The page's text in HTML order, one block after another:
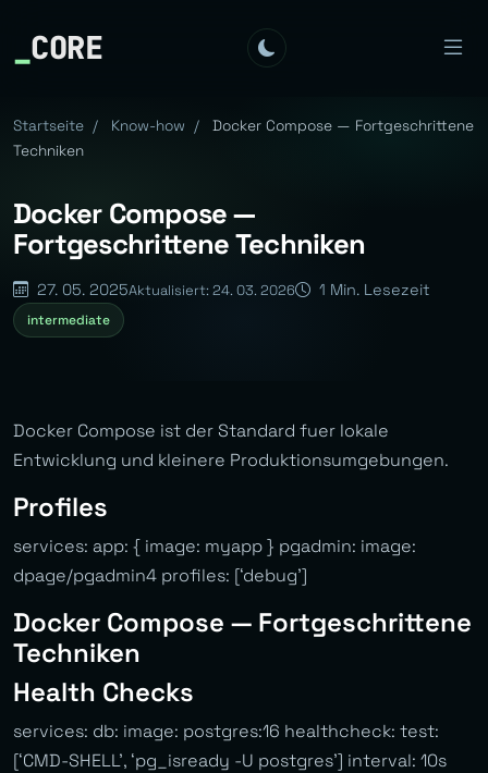
_CORE
Startseite / Know-how /
Docker Compose — Fortgeschrittene
Techniken
Docker Compose —
Fortgeschrittene Techniken
27. 05. 2025Aktualisiert: 24. 03. 2026 1 Min. Lesezeit
intermediate
Docker Compose ist der Standard fuer lokale
Entwicklung und kleinere Produktionsumgebungen.
Profiles
services: app: { image: myapp } pgadmin: image:
dpage/pgadmin4 profiles: [‘debug’]
Docker Compose — Fortgeschrittene
Techniken
Health Checks
services: db: image: postgres:16 healthcheck: test:
[‘CMD-SHELL’, ‘pg_isready -U postgres’] interval: 10s